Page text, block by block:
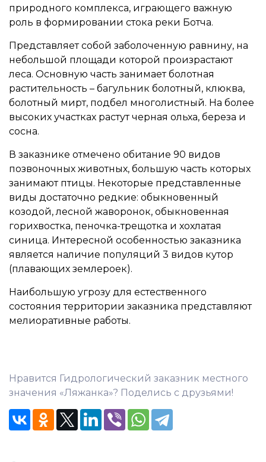
природного комплекса, играющего важную
роль в формировании стока реки Ботча.
Представляет собой заболоченную равнину, на
небольшой площади которой произрастают
леса. Основную часть занимает болотная
растительность – багульник болотный, клюква,
болотный мирт, подбел многолистный. На более
высоких участках растут черная ольха, береза и
сосна.
В заказнике отмечено обитание 90 видов
позвоночных животных, большую часть которых
занимают птицы. Некоторые представленные
виды достаточно редкие: обыкновенный
козодой, лесной жаворонок, обыкновенная
горихвостка, пеночка-трещотка и хохлатая
синица. Интересной особенностью заказника
является наличие популяций 3 видов кутор
(плавающих землероек).
Наибольшую угрозу для естественного
состояния территории заказника представляют
мелиоративные работы.
Нравится Гидрологический заказник местного
значения «Ляжанка»? Поделись с друзьями!